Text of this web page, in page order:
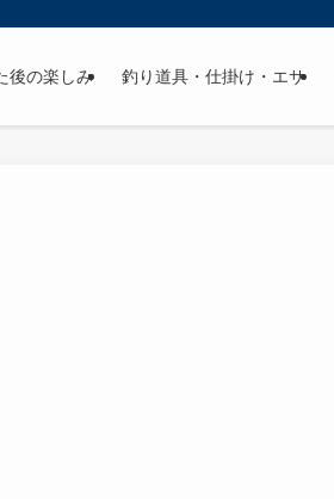
後の楽しみ 釣り道具・仕掛け・エサ